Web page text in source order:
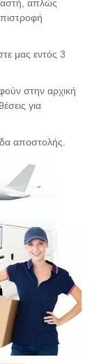
απλώς
μας εντός 3
στην αρχική
για
αποστολής.